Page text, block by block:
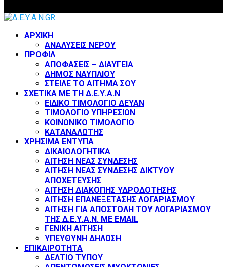
ΑΡΧΙΚΗ
ΑΝΑΛΥΣΕΙΣ ΝΕΡΟΥ
ΠΡΟΦΙΛ
ΑΠΟΦΑΣΕΙΣ – ΔΙΑΥΓΕΙΑ
ΔΗΜΟΣ ΝΑΥΠΛΙΟΥ
ΣΤΕΙΛΕ ΤΟ ΑΙΤΗΜΑ ΣΟΥ
ΣΧΕΤΙΚΑ ΜΕ ΤΗ Δ.Ε.Υ.Α.Ν
ΕΙΔΙΚΟ ΤΙΜΟΛΟΓΙΟ ΔΕΥΑΝ
ΤΙΜΟΛΟΓΙΟ ΥΠΗΡΕΣΙΩΝ
ΚΟΙΝΩΝΙΚΟ ΤΙΜΟΛΟΓΙΟ
ΚΑΤΑΝΑΛΩΤΗΣ
ΧΡΗΣΙΜΑ ΕΝΤΥΠΑ
ΔΙΚΑΙΟΛΟΓΗΤΙΚΑ
ΑΙΤΗΣΗ ΝΕΑΣ ΣΥΝΔΕΣΗΣ
ΑΙΤΗΣΗ ΝΕΑΣ ΣΥΝΔΕΣΗΣ ΔΙΚΤΥΟΥ
ΑΠΟΧΕΤΕΥΣΗΣ
ΑΙΤΗΣΗ ΔΙΑΚΟΠΗΣ ΥΔΡΟΔΟΤΗΣΗΣ
ΑΙΤΗΣΗ ΕΠΑΝΕΞΕΤΑΣΗΣ ΛΟΓΑΡΙΑΣΜΟΥ
ΑΙΤΗΣΗ ΓΙΑ ΑΠΟΣΤΟΛΗ ΤΟΥ ΛΟΓΑΡΙΑΣΜΟΥ
ΤΗΣ Δ.Ε.Υ.Α.Ν. ΜΕ EMAIL
ΓΕΝΙΚΗ ΑΙΤΗΣΗ
ΥΠΕΥΘΥΝΗ ΔΗΛΩΣΗ
ΕΠΙΚΑΙΡΟΤΗΤΑ
ΔΕΛΤΙΟ ΤΥΠΟΥ